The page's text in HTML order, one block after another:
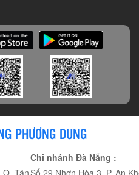
PHƯƠNG DUNG
Chi nhánh Đà Nẵng :